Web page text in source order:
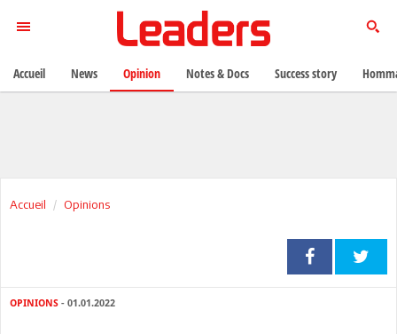
Accueil Opinions
OPINIONS - 01.01.2022
Accueil News Opinion Notes & Docs Success story